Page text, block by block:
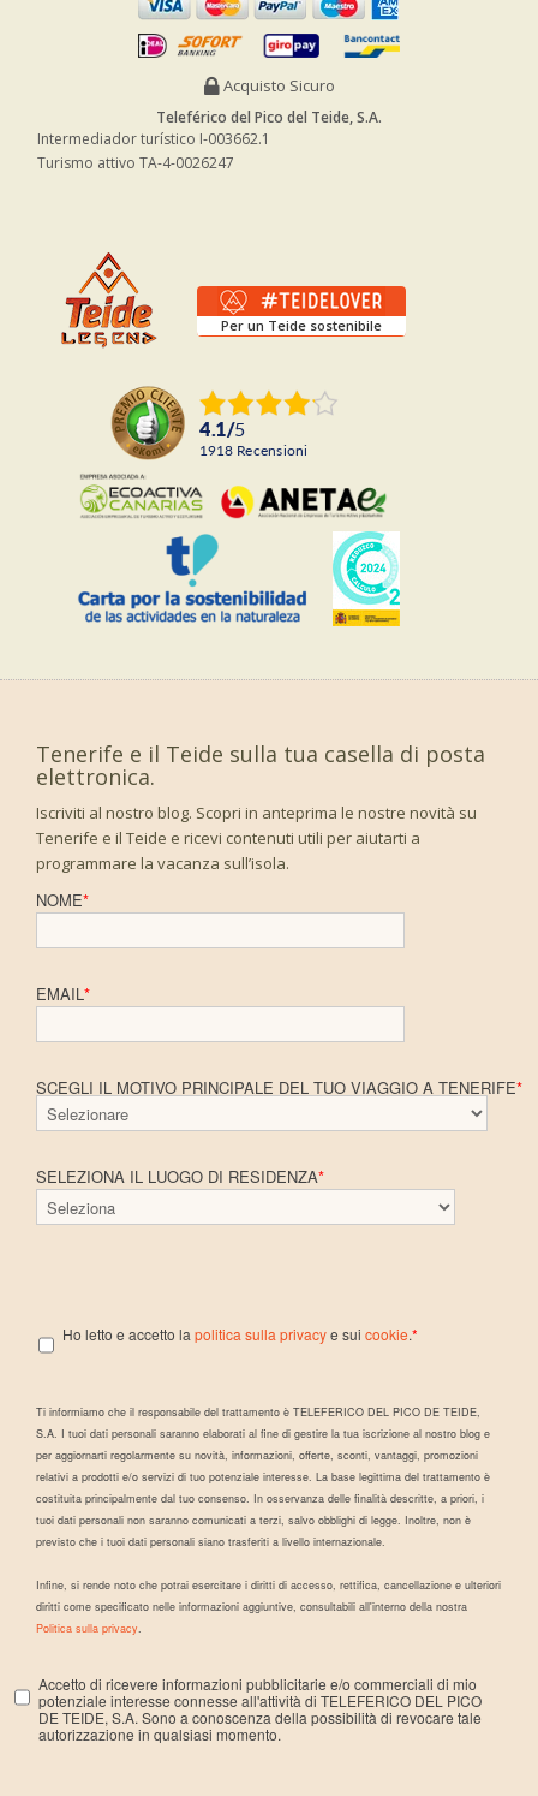
Acquisto Sicuro
Teleférico del Pico del Teide, S.A.
Intermediador turístico I-003662.1
Turismo attivo TA-4-0026247
Per un Teide sostenibile
4.1/5
1918 recensioni
Tenerife e il Teide sulla tua casella di posta
elettronica.
Iscriviti al nostro blog. Scopri in anteprima le nostre novità su
Tenerife e il Teide e ricevi contenuti utili per aiutarti a
programmare la vacanza sull’isola.
NOME*
EMAIL*
SCEGLI IL MOTIVO PRINCIPALE DEL TUO VIAGGIO A TENERIFE*
SELEZIONA IL LUOGO DI RESIDENZA*
Ho letto e accetto la politica sulla privacye sui cookie.*
Ti informiamo che il responsabile del trattamento è TELEFERICO DEL PICO DE TEIDE,
S.A. I tuoi dati personali saranno elaborati al fine di gestire la tua iscrizione al nostro blog e
per aggiornarti regolarmente su novità, informazioni, offerte, sconti, vantaggi, promozioni
relativi a prodotti e/o servizi di tuo potenziale interesse. La base legittima del trattamento è
costituita principalmente dal tuo consenso. In osservanza delle finalità descritte, a priori, i
tuoi dati personali non saranno comunicati a terzi, salvo obblighi di legge. Inoltre, non è
previsto che i tuoi dati personali siano trasferiti a livello internazionale.
Infine, si rende noto che potrai esercitare i diritti di accesso, rettifica, cancellazione e ulteriori
diritti come specificato nelle informazioni aggiuntive, consultabili all'interno della nostra
Politica sulla privacy.
Accetto di ricevere informazioni pubblicitarie e/o commerciali di mio
potenziale interesse connesse all'attività di TELEFERICO DEL PICO
DE TEIDE, S.A. Sono a conoscenza della possibilità di revocare tale
autorizzazione in qualsiasi momento.